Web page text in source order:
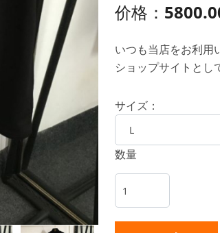
价格：
いつも当店をお利用
ショップサイトとし
サイズ：
数量